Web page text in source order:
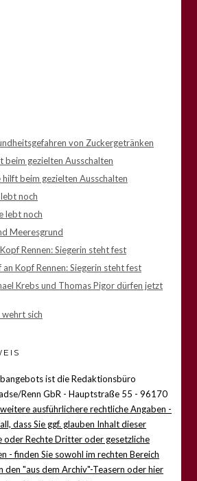
von Zuckergetränken
beim gezielten Ausschalten
hilft beim gezielten Ausschalten
noch
lebt noch
Meeresgrund
Rennen: Siegerin steht fest
an Kopf Rennen: Siegerin steht fest
Krebs und Thomas Pigor dürfen jetzt
sich
ist die Redaktionsbüro
Renn GbR - Hauptstraße 55 - 96170
ausführlichere rechtliche Angaben -
dass Sie ggf. glauben Inhalt dieser
oder Rechte Dritter oder gesetzliche
- finden Sie sowohl im rechten Bereich
den "aus dem Archiv"-Teasern oder hier